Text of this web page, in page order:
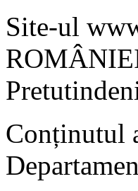
Site-ul
Conținutul